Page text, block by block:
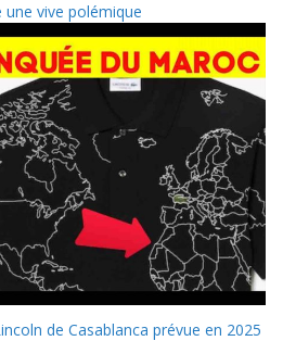
vive polémique
de Casablanca prévue en 2025